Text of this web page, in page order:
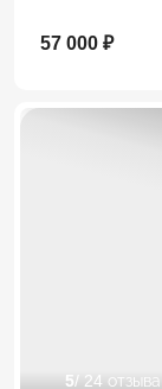
57 000 ₽
5/ 24 отзыва